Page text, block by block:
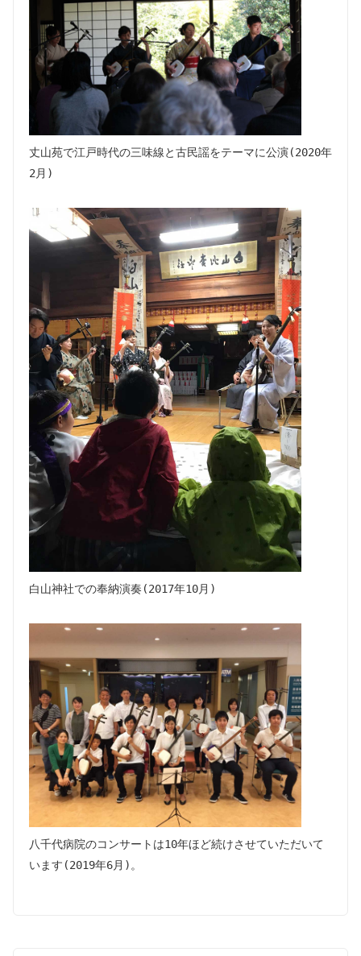
丈山苑で江戸時代の三味線と古民謡をテーマに公演(2020年
2月)
白山神社での奉納演奏(2017年10月)
八千代病院のコンサートは10年ほど続けさせていただいて
います(2019年6月)。